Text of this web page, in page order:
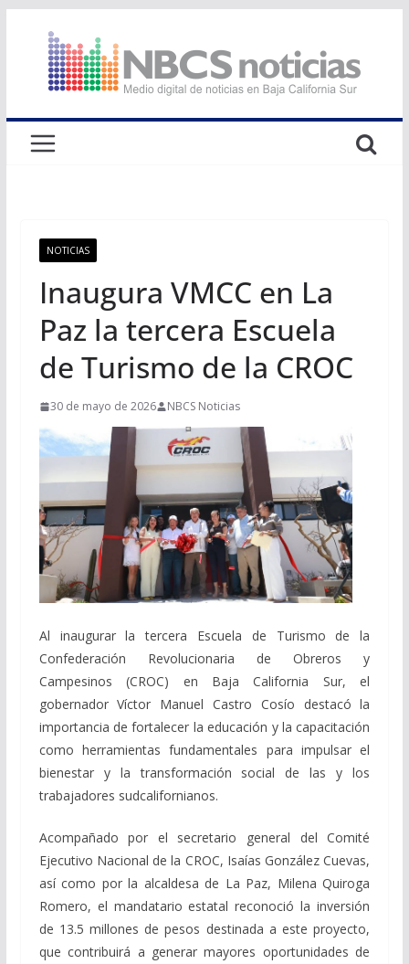
contenido
NOTICIAS
Inaugura VMCC en La
Paz la tercera Escuela
de Turismo de la CROC
30 de mayo de 2026 NBCS Noticias
Al inaugurar la tercera Escuela de Turismo de la
Confederación Revolucionaria de Obreros y
Campesinos (CROC) en Baja California Sur, el
gobernador Víctor Manuel Castro Cosío destacó la
importancia de fortalecer la educación y la capacitación
como herramientas fundamentales para impulsar el
bienestar y la transformación social de las y los
trabajadores sudcalifornianos.
Acompañado por el secretario general del Comité
Ejecutivo Nacional de la CROC, Isaías González Cuevas,
así como por la alcaldesa de La Paz, Milena Quiroga
Romero, el mandatario estatal reconoció la inversión
de 13.5 millones de pesos destinada a este proyecto,
que contribuirá a generar mayores oportunidades de